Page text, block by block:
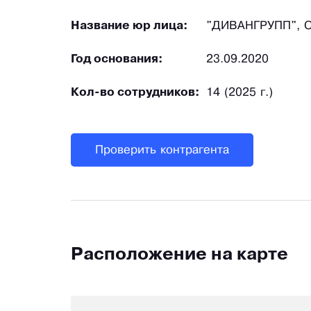
Название юр лица: "ДИВАНГРУПП",
Год основания: 23.09.2020
Кол-во сотрудников: 14 (2025 г.)
Проверить контрагента
Расположение на карте